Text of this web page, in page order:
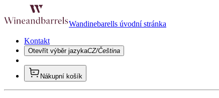
Wandinebarells úvodní stránka
Kontakt
Otevřít výběr jazykaCZ/Čeština
Nákupní košík